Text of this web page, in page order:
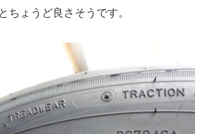
ちょうど良さそうです。